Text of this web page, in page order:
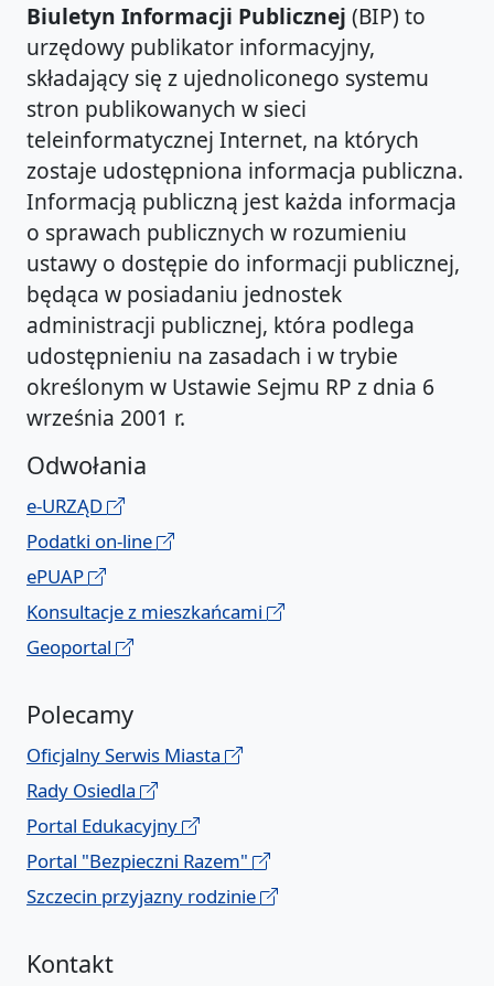
Biuletyn Informacji Publicznej (BIP) to
urzędowy publikator informacyjny,
składający się z ujednoliconego systemu
stron publikowanych w sieci
teleinformatycznej Internet, na których
zostaje udostępniona informacja publiczna.
Informacją publiczną jest każda informacja
o sprawach publicznych w rozumieniu
ustawy o dostępie do informacji publicznej,
będąca w posiadaniu jednostek
administracji publicznej, która podlega
udostępnieniu na zasadach i w trybie
określonym w Ustawie Sejmu RP z dnia 6
września 2001 r.
Odwołania
e-URZĄD
Podatki on-line
ePUAP
Konsultacje z mieszkańcami
Geoportal
Polecamy
Oficjalny Serwis Miasta
Rady Osiedla
Portal Edukacyjny
Portal "Bezpieczni Razem"
Szczecin przyjazny rodzinie
Kontakt